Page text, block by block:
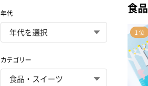
年代
カテゴリー
食